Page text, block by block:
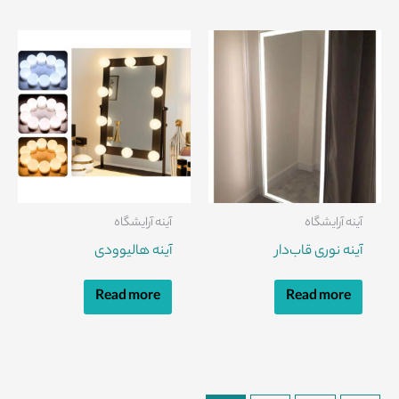
آینه آرایشگاه
آینه نوری قاب‌دار
Read more
آینه آرایشگاه
آینه هالیوودی
Read more